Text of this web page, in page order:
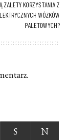
ZALETY KORZYSTANIA Z
WÓZKÓW
PALETOWYCH?
S
N